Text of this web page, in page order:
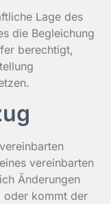
Lage des
die Begleichung
berechtigt,
vereinbarten
Änderungen
oder kommt der